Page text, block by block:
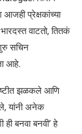
आजही प्रेक्षकांच्या
वाटतो, तितकं
सचिन
आहे.
झळकले आणि
यांनी अनेक
बनवा बनवी’ हे